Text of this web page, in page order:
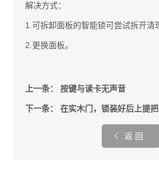
解决方式：
1.可拆卸面板的智能锁可尝试拆开清
2.更换面板。
上一条： 按键与读卡无声音
下一条： 在实木门，锁装好后上提
返 回